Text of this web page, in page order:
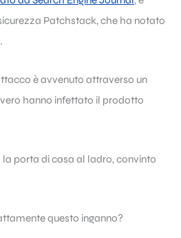
Patchstack, che ha notato
è avvenuto attraverso un
hanno infettato il prodotto
porta di casa al ladro, convinto
questo inganno?